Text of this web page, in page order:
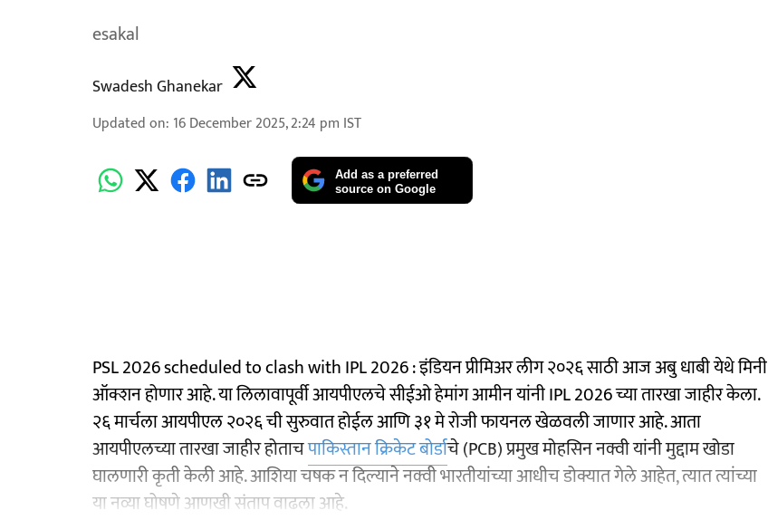
esakal
Swadesh Ghanekar
Updated on: 16 December 2025, 2:24 pm IST
Add as a preferred
source on Google
PSL 2026 scheduled to clash with IPL 2026 : इंडियन प्रीमिअर लीग २०२६ साठी आज अबु धाबी येथे मिनी
ऑक्शन होणार आहे. या लिलावापूर्वी आयपीएलचे सीईओ हेमांग आमीन यांनी IPL 2026 च्या तारखा जाहीर केला.
२६ मार्चला आयपीएल २०२६ ची सुरुवात होईल आणि ३१ मे रोजी फायनल खेळवली जाणार आहे. आता
आयपीएलच्या तारखा जाहीर होताचपाकिस्तान क्रिकेट बोर्डाचे (PCB) प्रमुख मोहसिन नक्वी यांनी मुद्दाम खोडा
घालणारी कृती केली आहे. आशिया चषक न दिल्याने नक्वी भारतीयांच्या आधीच डोक्यात गेले आहेत, त्यात त्यांच्या
या नव्या घोषणे आणखी संताप वाढला आहे.